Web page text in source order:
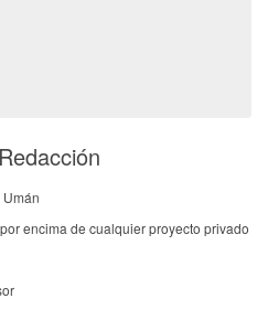
encima de cualquier proyecto privado